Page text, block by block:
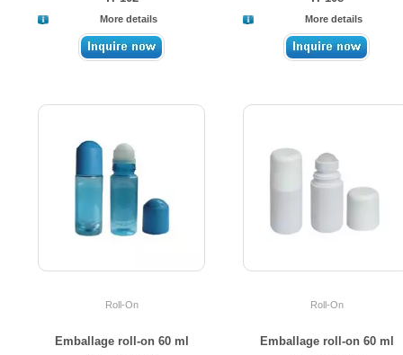
More details More details
Roll-On
Emballage roll-on 60 ml
Roll-On
Emballage roll-on 60 ml